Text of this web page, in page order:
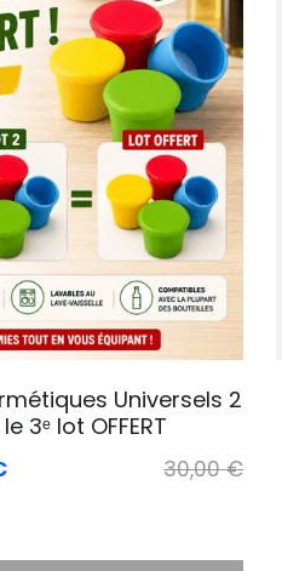
Universels 2
3ᵉ lot OFFERT
30,00 €